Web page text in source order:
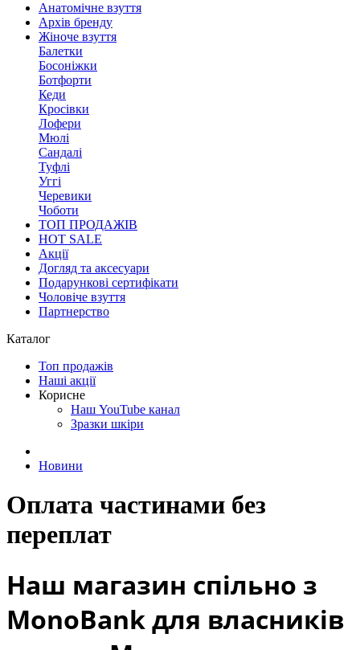
Анатомічне взуття
Архів бренду
Жіноче взуття
Балетки
Босоніжки
Ботфорти
Кеди
Кросівки
Лофери
Мюлі
Сандалі
Туфлі
Уггі
Черевики
Чоботи
ТОП ПРОДАЖІВ
HOT SALE
Акції
Догляд та аксесуари
Подарункові сертифікати
Чоловіче взуття
Партнерство
Каталог
Топ продажів
Наші акції
Корисне
Наш YouTube канал
Зразки шкіри
Новини
Оплата частинами без
переплат
Наш магазин спільно з
MonoBank для власників